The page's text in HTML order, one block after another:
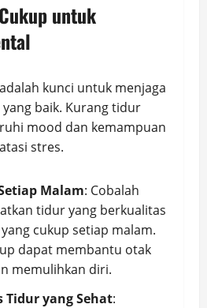
untuk
kunci untuk menjaga
baik. Kurang tidur
mood dan kemampuan
stres.
Malam: Cobalah
tidur yang berkualitas
cukup setiap malam.
dapat membantu otak
memulihkan diri.
yang Sehat: